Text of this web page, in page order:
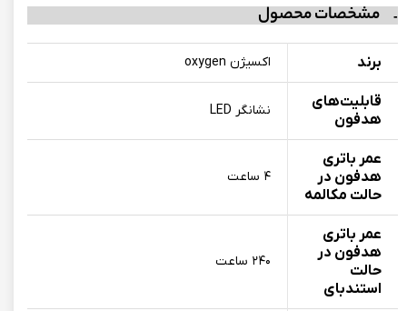
مشخصات محصول
برند اکسیژن oxygen
قابلیت‌های
هدفون
نشانگر LED
عمر باتری
هدفون در
حالت مکالمه
۴ ساعت
عمر باتری
هدفون در
حالت
استندبای
۲۴۰ ساعت